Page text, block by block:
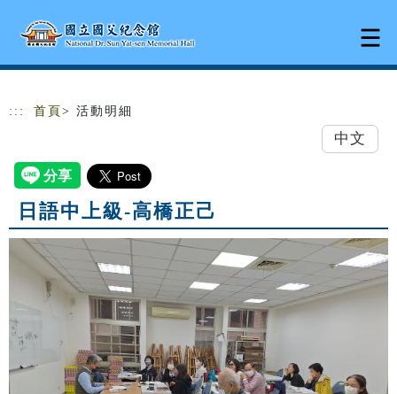
::: 首頁 > 活動明細
中文
日語中上級-高橋正己